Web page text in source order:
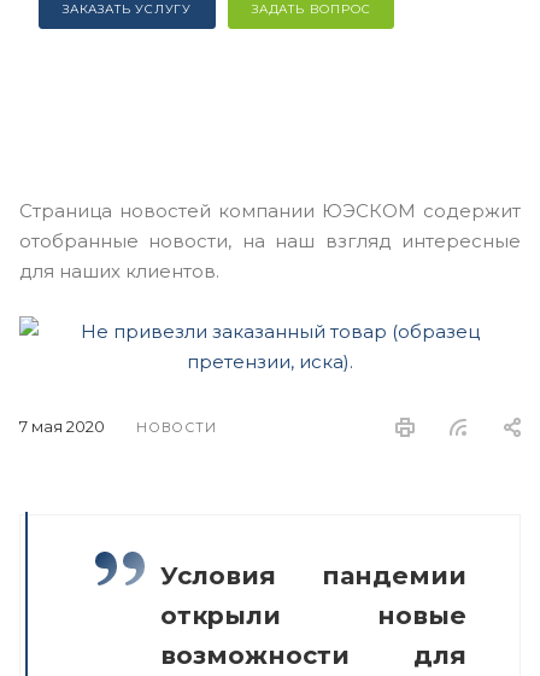
ЗАКАЗАТЬ УСЛУГУ ЗАДАТЬ ВОПРОС
Страница новостей компании ЮЭСКОМ содержит
отобранные новости, на наш взгляд интересные
для наших клиентов.
7 мая 2020 НОВОСТИ
Условия пандемии
открыли новые
возможности для